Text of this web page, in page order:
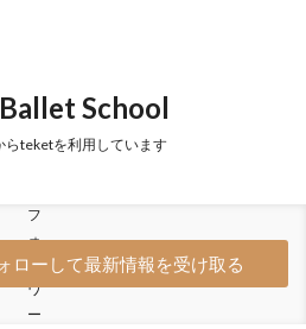
School
らteketを利用しています
フ
ォ
ロ
ワ
ー
ローして最新情報を受け取る